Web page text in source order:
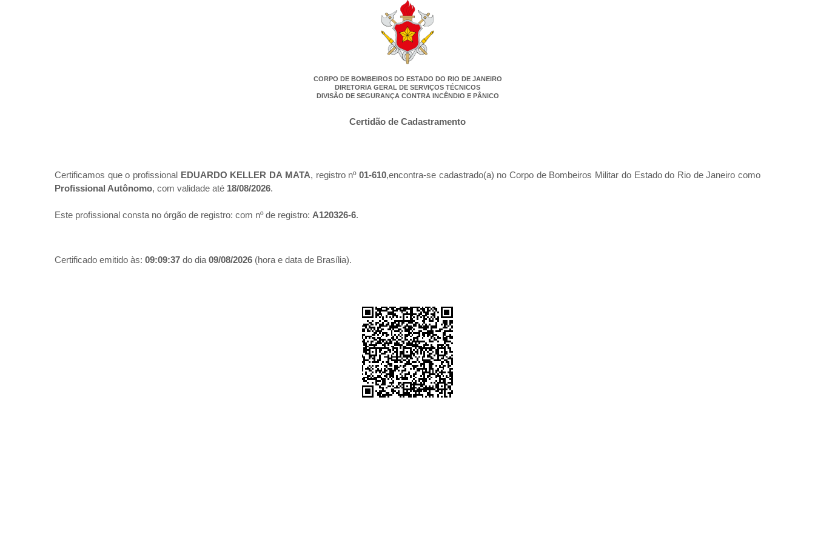
CORPO DE BOMBEIROS DO ESTADO DO RIO DE JANEIRO
DIRETORIA GERAL DE SERVIÇOS TÉCNICOS
DIVISÃO DE SEGURANÇA CONTRA INCÊNDIO E PÂNICO
Certidão de Cadastramento
Certificamos que o profissional EDUARDO KELLER DA MATA, registro nº 01-610,encontra-se cadastrado(a) no Corpo de Bombeiros Militar do Estado do Rio de Janeiro como
Profissional Autônomo, com validade até 18/08/2026.
Este profissional consta no órgão de registro: com nº de registro: A120326-6.
Certificado emitido às: 09:09:37 do dia 09/08/2026 (hora e data de Brasília).